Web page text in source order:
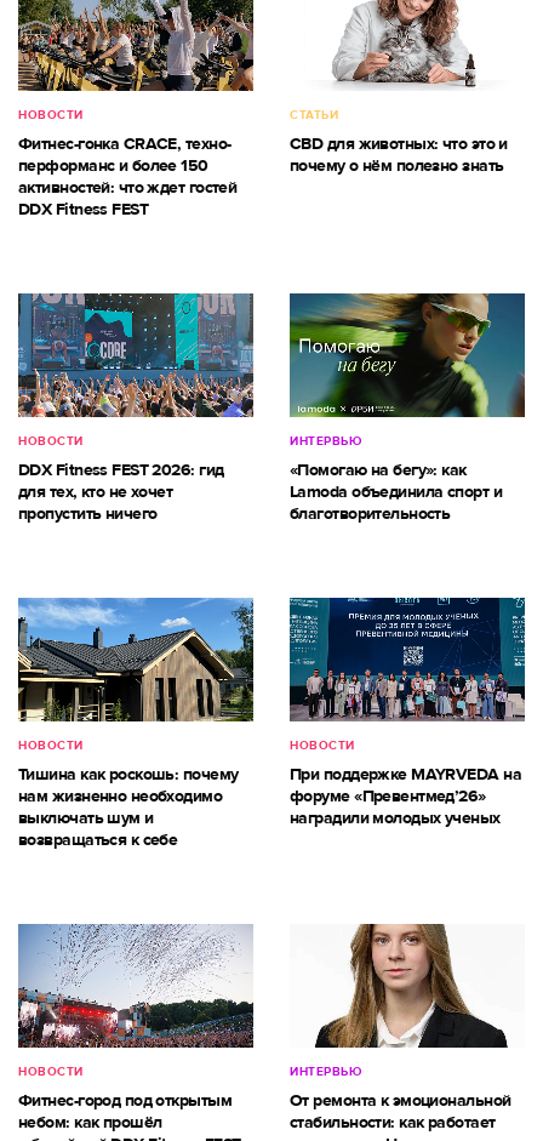
НОВОСТИ
Фитнес-гонка CRACE, техно-
перформанс и более 150
активностей: что ждет гостей
DDX Fitness FEST
СТАТЬИ
CBD для животных: что это и
почему о нём полезно знать
НОВОСТИ
DDX Fitness FEST 2026: гид
для тех, кто не хочет
пропустить ничего
ИНТЕРВЬЮ
«Помогаю на бегу»: как
Lamoda объединила спорт и
благотворительность
НОВОСТИ
Тишина как роскошь: почему
нам жизненно необходимо
выключать шум и
возвращаться к себе
НОВОСТИ
При поддержке MAYRVEDA на
форуме «Превентмед’26»
наградили молодых ученых
НОВОСТИ
Фитнес-город под открытым
небом: как прошёл
ИНТЕРВЬЮ
От ремонта к эмоциональной
стабильности: как работает